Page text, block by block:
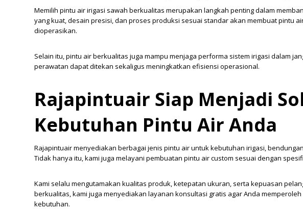
Memilih pintu air irigasi sawah berkualitas merupakan langkah penting dalam
yang kuat, desain presisi, dan proses produksi sesuai standar akan membuat pintu
dioperasikan.
Selain itu, pintu air berkualitas juga mampu menjaga performa sistem irigasi dalam
perawatan dapat ditekan sekaligus meningkatkan efisiensi operasional.
Rajapintuair Siap Menjadi
Kebutuhan Pintu Air Anda
Rajapintuair menyediakan berbagai jenis pintu air untuk kebutuhan irigasi,
Tidak hanya itu, kami juga melayani pembuatan pintu air custom sesuai dengan
Kami selalu mengutamakan kualitas produk, ketepatan ukuran, serta kepuasan
berkualitas, kami juga menyediakan layanan konsultasi gratis agar Anda
kebutuhan.